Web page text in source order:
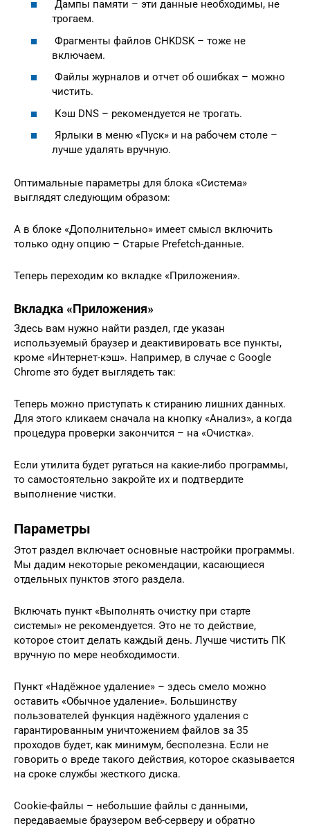
Дампы памяти – эти данные необходимы, не
трогаем.
Фрагменты файлов CHKDSK – тоже не
включаем.
Файлы журналов и отчет об ошибках – можно
чистить.
Кэш DNS – рекомендуется не трогать.
Ярлыки в меню «Пуск» и на рабочем столе –
лучше удалять вручную.
Оптимальные параметры для блока «Система»
выглядят следующим образом:
А в блоке «Дополнительно» имеет смысл включить
только одну опцию – Старые Prefetch-данные.
Теперь переходим ко вкладке «Приложения».
Вкладка «Приложения»
Здесь вам нужно найти раздел, где указан
используемый браузер и деактивировать все пункты,
кроме «Интернет-кэш». Например, в случае с Google
Chrome это будет выглядеть так:
Теперь можно приступать к стиранию лишних данных.
Для этого кликаем сначала на кнопку «Анализ», а когда
процедура проверки закончится – на «Очистка».
Если утилита будет ругаться на какие-либо программы,
то самостоятельно закройте их и подтвердите
выполнение чистки.
Параметры
Этот раздел включает основные настройки программы.
Мы дадим некоторые рекомендации, касающиеся
отдельных пунктов этого раздела.
Включать пункт «Выполнять очистку при старте
системы» не рекомендуется. Это не то действие,
которое стоит делать каждый день. Лучше чистить ПК
вручную по мере необходимости.
Пункт «Надёжное удаление» – здесь смело можно
оставить «Обычное удаление». Большинству
пользователей функция надёжного удаления с
гарантированным уничтожением файлов за 35
проходов будет, как минимум, бесполезна. Если не
говорить о вреде такого действия, которое сказывается
на сроке службы жесткого диска.
Cookie-файлы – небольшие файлы с данными,
передаваемые браузером веб-серверу и обратно